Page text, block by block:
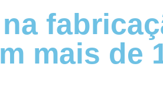
mais de